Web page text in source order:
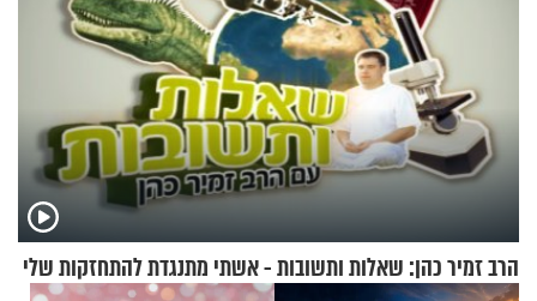
הרב זמיר כהן: שאלות ותשובות - אשתי מתנגדת להתחזקות שלי